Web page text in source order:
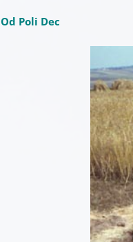
Od Poli Dec